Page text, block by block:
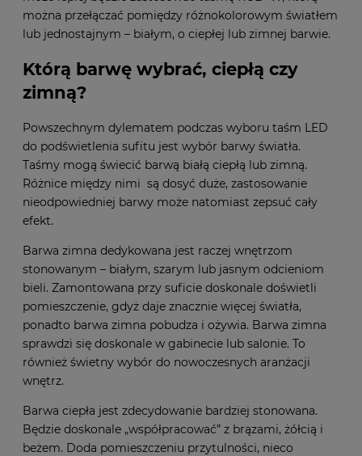
można przełączać pomiędzy różnokolorowym światłem
lub jednostajnym – białym, o ciepłej lub zimnej barwie.
Którą barwę wybrać, ciepłą czy
zimną?
Powszechnym dylematem podczas wyboru taśm LED
do podświetlenia sufitu jest wybór barwy światła.
Taśmy mogą świecić barwą białą ciepłą lub zimną.
Różnice między nimi są dosyć duże, zastosowanie
nieodpowiedniej barwy może natomiast zepsuć cały
efekt.
Barwa zimna dedykowana jest raczej wnętrzom
stonowanym – białym, szarym lub jasnym odcieniom
bieli. Zamontowana przy suficie doskonale doświetli
pomieszczenie, gdyż daje znacznie więcej światła,
ponadto barwa zimna pobudza i ożywia. Barwa zimna
sprawdzi się doskonale w gabinecie lub salonie. To
również świetny wybór do nowoczesnych aranżacji
wnętrz.
Barwa ciepła jest zdecydowanie bardziej stonowana.
Będzie doskonale „współpracować” z brązami, żółcią i
beżem. Doda pomieszczeniu przytulności, nieco